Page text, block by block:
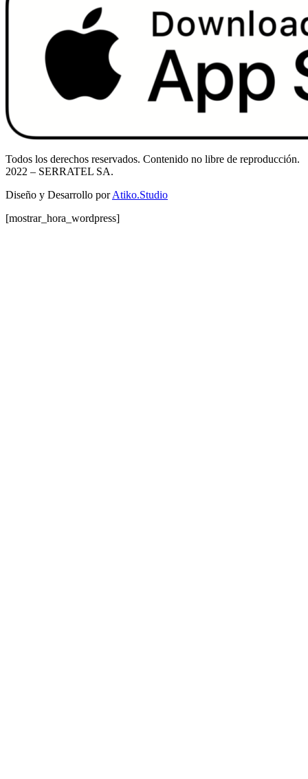
Todos los derechos reservados. Contenido no libre de reproducción.
2022 – SERRATEL SA.
Diseño y Desarrollo porAtiko.Studio
[mostrar_hora_wordpress]